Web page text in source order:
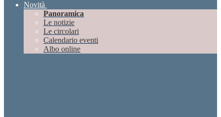
Novità
Panoramica
Le notizie
Le circolari
Calendario eventi
Albo online